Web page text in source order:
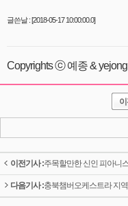
글쓴날 : [2018-05-17 10:00:00.0]
Copyrights ⓒ 예종 &
이전기사 :주목할만한 신인 피아니
다음기사 :충북챔버오케스트라 지역